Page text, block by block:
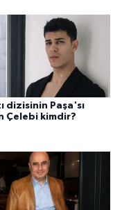
dizisinin Paşa'sı
Çelebi kimdir?